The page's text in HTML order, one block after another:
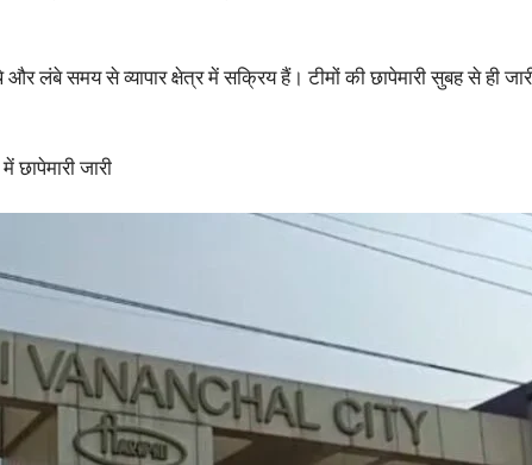
लंबे समय से व्यापार क्षेत्र में सक्रिय हैं। टीमों की छापेमारी सुबह से ही
जारी